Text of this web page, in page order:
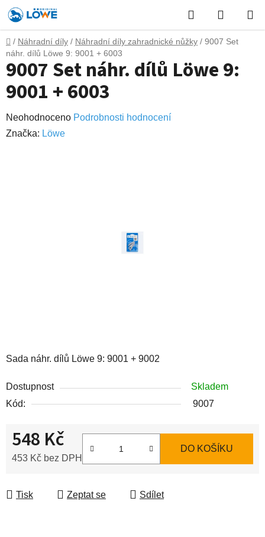
Přejít
na
obsah
Hledat
KOŠÍK
Domů
/ Náhradní díly / Náhradní díly zahradnické nůžky / 9007 Set
náhr. dílů Löwe 9: 9001 + 6003
Sada náhr. dílů Löwe 9: 9001 + 9002
Dostupnost
Skladem
Kód:
9007
548 Kč
453 Kč bez DPH
DO KOŠÍKU
Tisk Zeptat se Sdílet
9007 Set náhr. dílů Löwe 9:
9001 + 6003
Průměrné
hodnocení
Neohodnoceno Podrobnosti hodnocení
Značka: Lӧwe